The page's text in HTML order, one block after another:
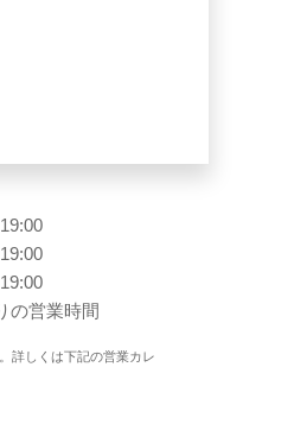
の営業時間
詳しくは下記の営業カレ